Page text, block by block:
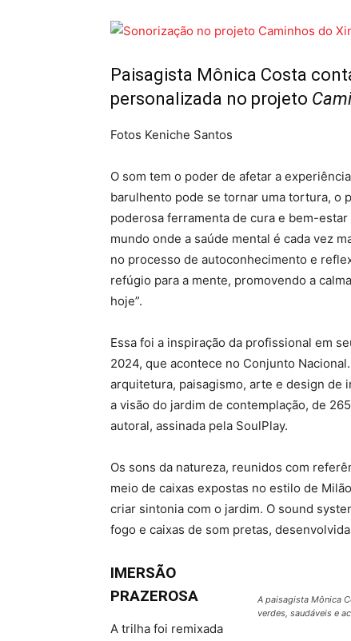
Paisagista Mônica Costa
personalizada no projeto
Fotos Keniche Santos
O som tem o poder de afetar a
barulhento pode se tornar uma tortura, o
poderosa ferramenta de cura e bem-estar
mundo onde a saúde mental é cada vez
no processo de autoconhecimento e
refúgio para a mente, promovendo a
hoje”.
Essa foi a inspiração da profissional em
2024, que acontece no Conjunto
arquitetura, paisagismo, arte e design de
a visão do jardim de contemplação, de
autoral, assinada pela SoulPlay.
Os sons da natureza, reunidos com
meio de caixas expostas no estilo de
criar sintonia com o jardim. O sound
fogo e caixas de som pretas,
A paisagista Mônica
verdes, saudáveis e
IMERSÃO
PRAZEROSA
A trilha foi remixada